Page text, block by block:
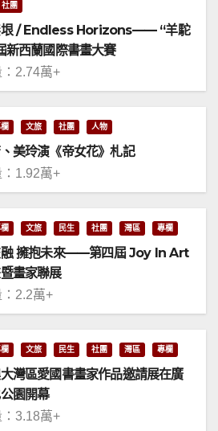
社團
垠 / Endless Horizons—— “羊駝
新西蘭國際書畫大賽
：2.74萬+
文旅 社團 人物
美玲演《帝女花》札記
：1.92萬+
文旅 民生 社團 灣區 專欄
融 擁抱未來——第四屆 Joy In Art
畫家聯展
：2.2萬+
文旅 民生 社團 灣區 專欄
灣區愛國書畫家作品邀請展在廣
園開幕
：3.18萬+